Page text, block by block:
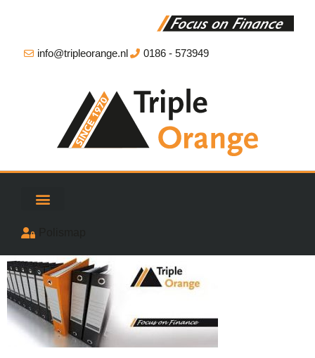
info@tripleorange.nl 0186 - 573949